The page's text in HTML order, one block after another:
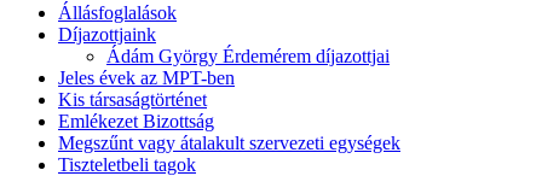
Állásfoglalások
Díjazottjaink
Ádám György Érdemérem díjazottjai
Jeles évek az MPT-ben
Kis társaságtörténet
Emlékezet Bizottság
Megszűnt vagy átalakult szervezeti egységek
Tiszteletbeli tagok